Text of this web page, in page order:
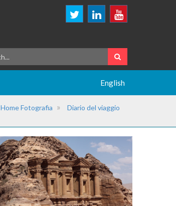
English
Home Fotografia Diario del viaggio